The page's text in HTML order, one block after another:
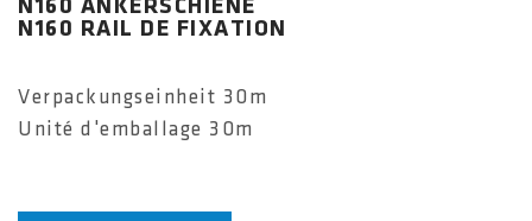
N160 ANKERSCHIENE
N160 RAIL DE FIXATION
Verpackungseinheit 30m
Unité d'emballage 30m